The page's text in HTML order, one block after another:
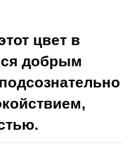
цвет в
добрым